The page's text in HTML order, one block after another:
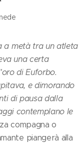
a metà tra un atleta
una certa
di Euforbo.
e dimorando
di pausa dalla
contemplano le
compagna o
piangerà alla